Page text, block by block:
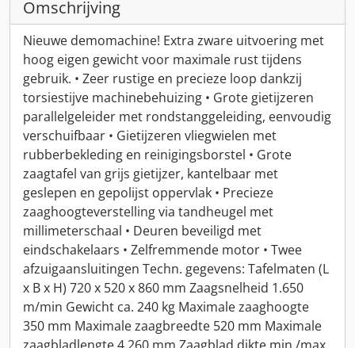
Omschrijving
Nieuwe demomachine! Extra zware uitvoering met
hoog eigen gewicht voor maximale rust tijdens
gebruik. • Zeer rustige en precieze loop dankzij
torsiestijve machinebehuizing • Grote gietijzeren
parallelgeleider met rondstanggeleiding, eenvoudig
verschuifbaar • Gietijzeren vliegwielen met
rubberbekleding en reinigingsborstel • Grote
zaagtafel van grijs gietijzer, kantelbaar met
geslepen en gepolijst oppervlak • Precieze
zaaghoogteverstelling via tandheugel met
millimeterschaal • Deuren beveiligd met
eindschakelaars • Zelfremmende motor • Twee
afzuigaansluitingen Techn. gegevens: Tafelmaten (L
x B x H) 720 x 520 x 860 mm Zaagsnelheid 1.650
m/min Gewicht ca. 240 kg Maximale zaaghoogte
350 mm Maximale zaagbreedte 520 mm Maximale